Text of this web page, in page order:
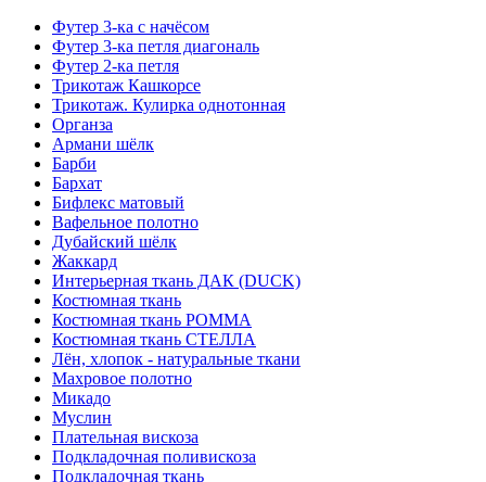
Футер 3-ка с начёсом
Футер 3-ка петля диагональ
Футер 2-ка петля
Трикотаж Кашкорсе
Трикотаж. Кулирка однотонная
Органза
Армани шёлк
Барби
Бархат
Бифлекс матовый
Вафельное полотно
Дубайский шёлк
Жаккард
Интерьерная ткань ДАК (DUCK)
Костюмная ткань
Костюмная ткань РОММА
Костюмная ткань СТЕЛЛА
Лён, хлопок - натуральные ткани
Махровое полотно
Микадо
Муслин
Плательная вискоза
Подкладочная поливискоза
Подкладочная ткань